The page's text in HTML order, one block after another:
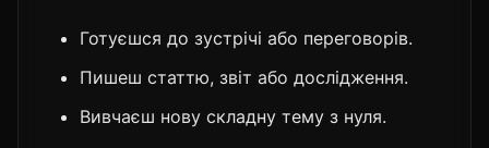
Готуєшся до зустрічі або переговорів.
Пишеш статтю, звіт або дослідження.
Вивчаєш нову складну тему з нуля.